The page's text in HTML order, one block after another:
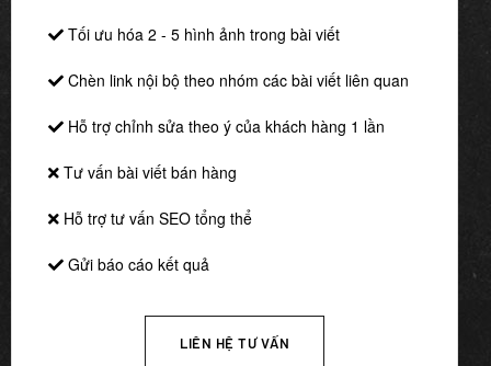
Tối ưu hóa 2 - 5 hình ảnh trong bài viết
Chèn link nội bộ theo nhóm các bài viết liên quan
Hỗ trợ chỉnh sửa theo ý của khách hàng 1 lần
Tư vấn bài viết bán hàng
Hỗ trợ tư vấn SEO tổng thể
Gửi báo cáo kết quả
LIÊN HỆ TƯ VẤN